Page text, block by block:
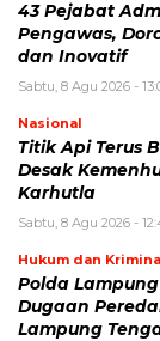
43 Pejabat
Pengawas,
dan Inovatif
Sabtu, 8 Agu 2026 -
Nasional
Titik Api Terus
Desak
Karhutla
Sabtu, 8 Agu 2026 -
Hukum dan
Polda
Dugaan
Lampung